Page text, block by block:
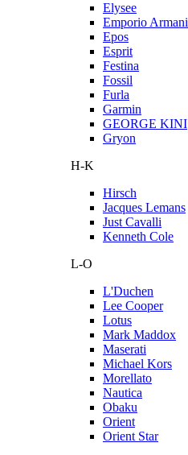
Elysee
Emporio Armani
Epos
Esprit
Festina
Fossil
Furla
Garmin
GEORGE KINI
Gryon
H-K
Hirsch
Jacques Lemans
Just Cavalli
Kenneth Cole
L-O
L'Duchen
Lee Cooper
Lotus
Mark Maddox
Maserati
Michael Kors
Morellato
Nautica
Obaku
Orient
Orient Star